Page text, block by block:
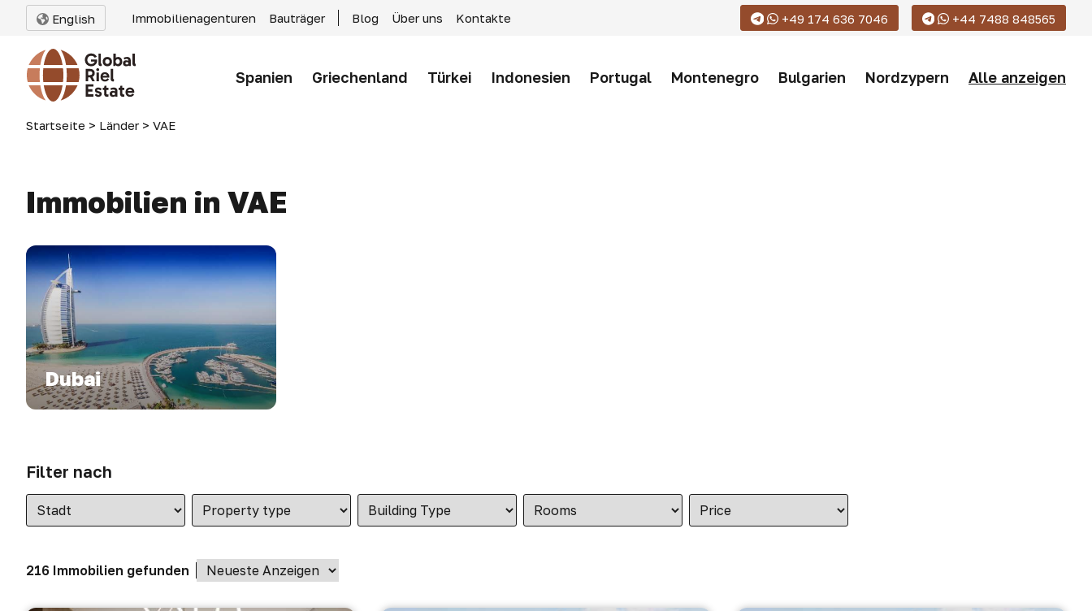
English Immobilienagenturen Bauträger Blog Über uns Kontakte +49 174 636 7046 +44 7488 848565
Spanien Griechenland Türkei Indonesien Portugal Montenegro Bulgarien Nordzypern Alle anzeigen
Startseite > Länder > VAE
Immobilien in VAE
Dubai
Filter nach
216 Immobilien gefunden